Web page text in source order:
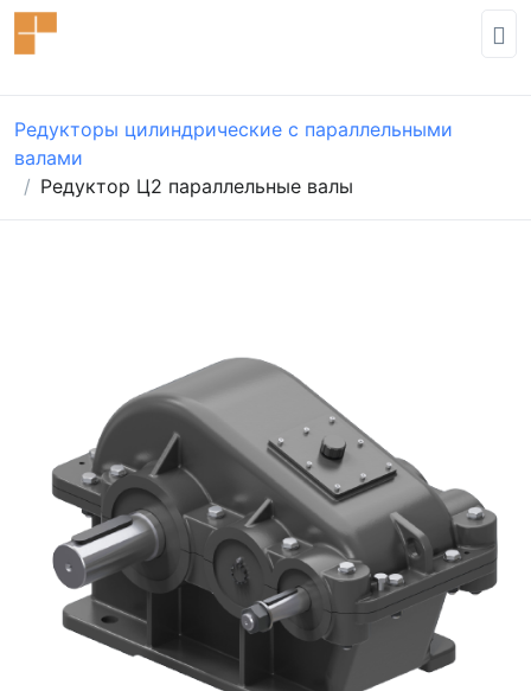
Редукторы цилиндрические с параллельными
валами
Редуктор Ц2 параллельные валы